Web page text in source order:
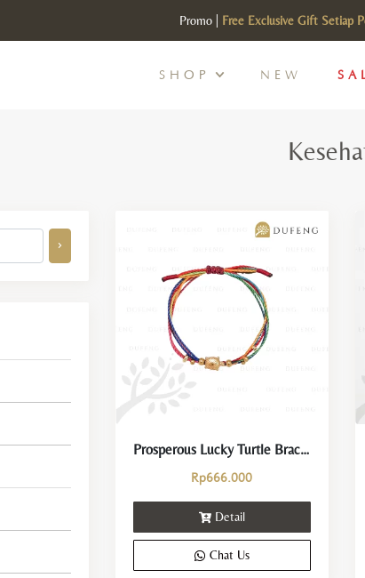
Promo |
SHOP NEW
Prosperous Lucky Turtle Bracelet
Rp666.000
Detail
Chat Us